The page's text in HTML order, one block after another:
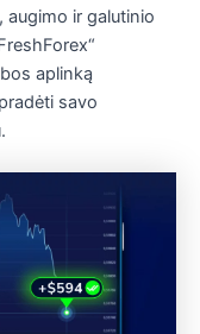
augimo ir galutinio
aplinką
savo